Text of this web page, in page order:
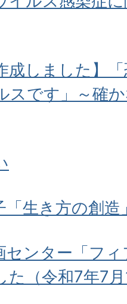
成しました】
スです」～確
「生き方の創造
センター「フ
た（令和7年7